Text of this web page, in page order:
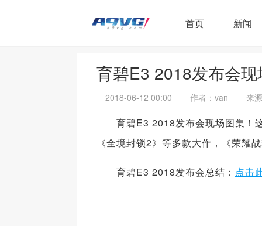
首页 新闻
育碧E3 2018发布会
2018-06-12 00:00 作者：van 来
育碧E3 2018发布会现场图集！这
《全境封锁2》等多款大作，《荣耀
育碧E3 2018发布会总结： 点击